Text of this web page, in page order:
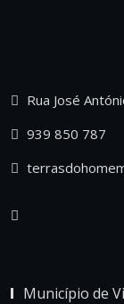
Rua José
939 850 787
Município de